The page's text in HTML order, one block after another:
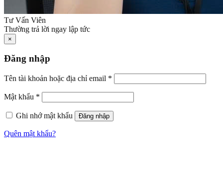
Tư Vấn Viên
Thường trả lời ngay lập tức
×
Đăng nhập
Tên tài khoản hoặc địa chỉ email *
Mật khẩu *
Ghi nhớ mật khẩu Đăng nhập
Quên mật khẩu?